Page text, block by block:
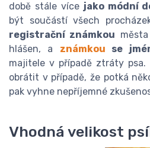
době stále více jako módní
být součástí všech
registrační známkou
hlášen, a známkou se
majitele v případě ztráty psa.
obrátit v případě, že potká
pak vyhne nepříjemné
Vhodná velikost